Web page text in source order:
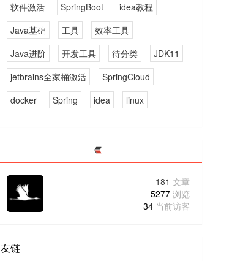
软件激活
SpringBoot
idea教程
Java基础
工具
效率工具
Java进阶
开发工具 待分类
JDK11
jetbrains全家桶激活
SpringCloud
docker
Spring idea linux
181 文章
5277 浏览
34 当前访客
友链